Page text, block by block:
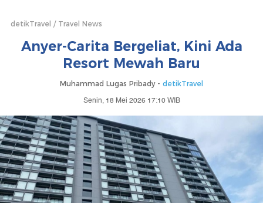
detikTravel Travel News
Anyer-Carita Bergeliat, Kini Ada
Resort Mewah Baru
Muhammad Lugas Pribady - detikTravel
Senin, 18 Mei 2026 17:10 WIB